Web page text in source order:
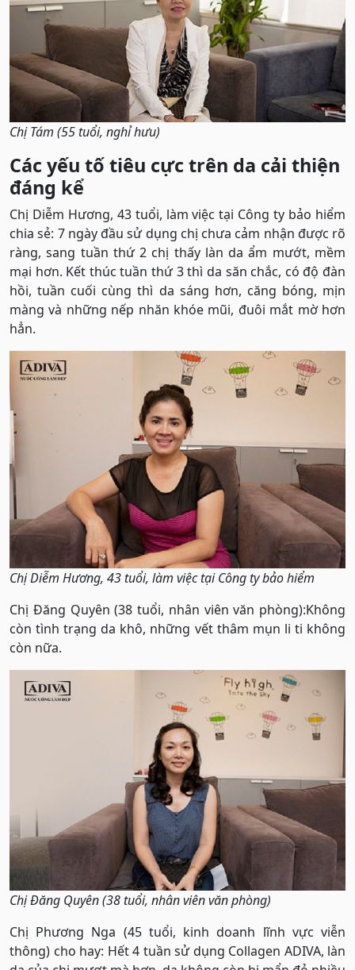
Chị Tám (55 tuổi, nghỉ hưu)
Các yếu tố tiêu cực trên da cải thiện
đáng kể
Chị Diễm Hương, 43 tuổi, làm việc tại Công ty bảo hiểm
chia sẻ: 7 ngày đầu sử dụng chị chưa cảm nhận được rõ
ràng, sang tuần thứ 2 chị thấy làn da ẩm mướt, mềm
mại hơn. Kết thúc tuần thứ 3 thì da săn chắc, có độ đàn
hồi, tuần cuối cùng thì da sáng hơn, căng bóng, mịn
màng và những nếp nhăn khóe mũi, đuôi mắt mờ hơn
hẳn.
Chị Diễm Hương, 43 tuổi, làm việc tại Công ty bảo hiểm
Chị Đăng Quyên (38 tuổi, nhân viên văn phòng):Không
còn tình trạng da khô, những vết thâm mụn li ti không
còn nữa.
Chị Đăng Quyên (38 tuổi, nhân viên văn phòng)
Chị Phương Nga (45 tuổi, kinh doanh lĩnh vực viễn
thông) cho hay: Hết 4 tuần sử dụng Collagen ADIVA, làn